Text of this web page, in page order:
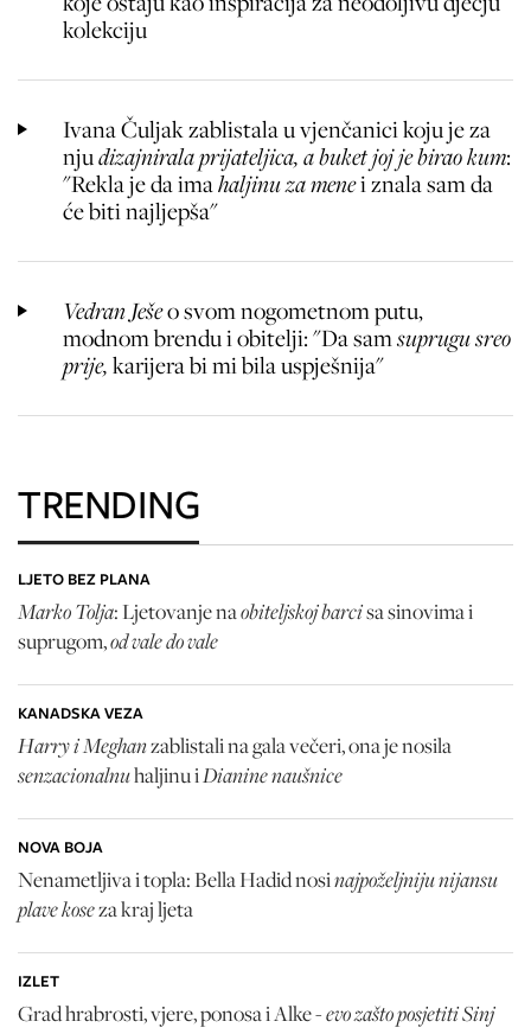
kolekciju
Ivana Čuljak zablistala u vjenčanici koju je za
njudizajnirala prijateljica, a buket joj je birao kum:
"Rekla je da imahaljinu za menei znala sam da
će biti najljepša"
Vedran Ješeo svom nogometnom putu,
modnom brendu i obitelji: "Da samsuprugu sreo
prije,karijera bi mi bila uspješnija"
TRENDING
LJETO BEZ PLANA
Marko Tolja: Ljetovanje naobiteljskoj barcisa sinovima i
suprugom,od vale do vale
KANADSKA VEZA
Harry i Meghanzablistali na gala večeri, ona je nosila
senzacionalnuhaljinu iDianine naušnice
NOVA BOJA
Nenametljiva i topla: Bella Hadid nosinajpoželjniju nijansu
plave koseza kraj ljeta
IZLET
Grad hrabrosti, vjere, ponosa i Alke -evo zašto posjetiti Sinj